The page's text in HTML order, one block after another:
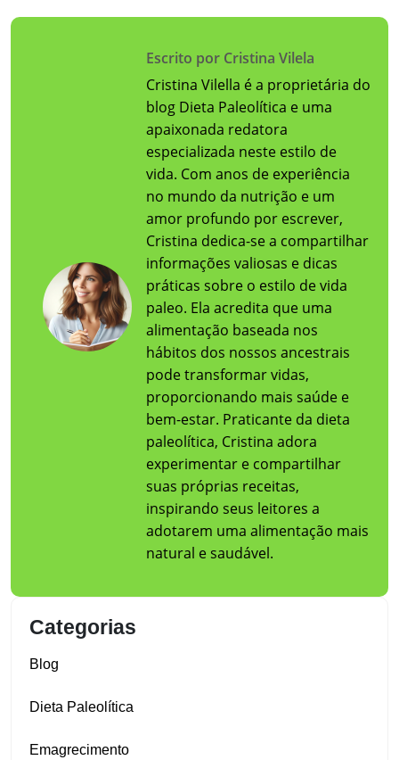
Escrito por Cristina Vilela
Cristina Vilella é a proprietária do
blog Dieta Paleolítica e uma
apaixonada redatora
especializada neste estilo de
vida. Com anos de experiência
no mundo da nutrição e um
amor profundo por escrever,
Cristina dedica-se a compartilhar
informações valiosas e dicas
práticas sobre o estilo de vida
paleo. Ela acredita que uma
alimentação baseada nos
hábitos dos nossos ancestrais
pode transformar vidas,
proporcionando mais saúde e
bem-estar. Praticante da dieta
paleolítica, Cristina adora
experimentar e compartilhar
suas próprias receitas,
inspirando seus leitores a
adotarem uma alimentação mais
natural e saudável.
Categorias
Blog
Dieta Paleolítica
Emagrecimento